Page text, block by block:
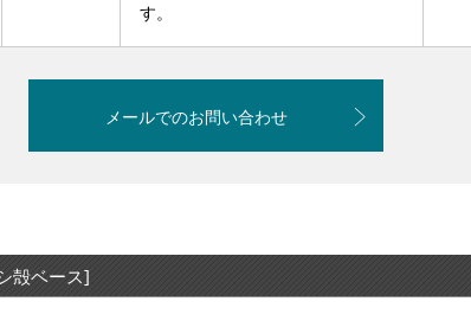
す。
メールでのお問い合わせ
殻ベース]